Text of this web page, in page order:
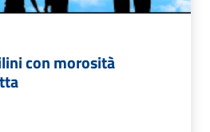
con morosità